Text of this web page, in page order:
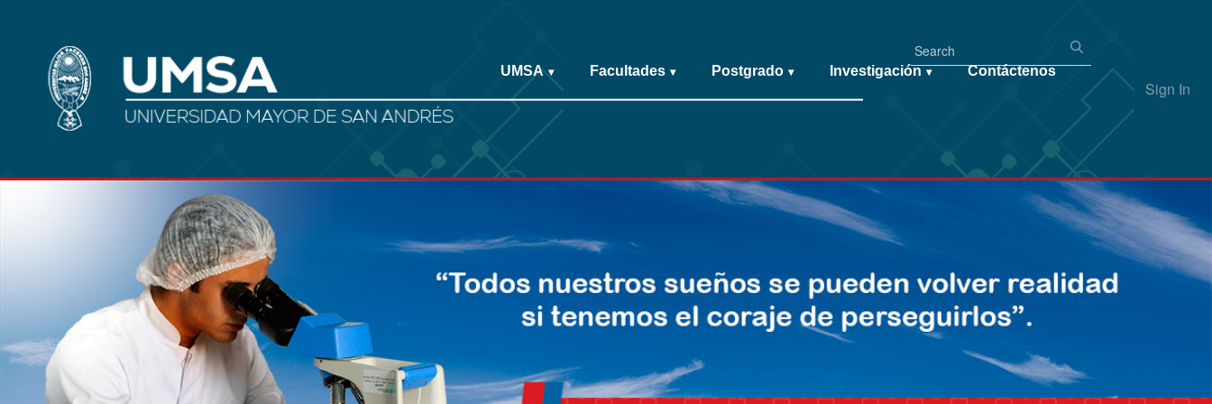
Sign In
UMSA ▾ Facultades ▾ Postgrado ▾ Investigación ▾ Contáctenos